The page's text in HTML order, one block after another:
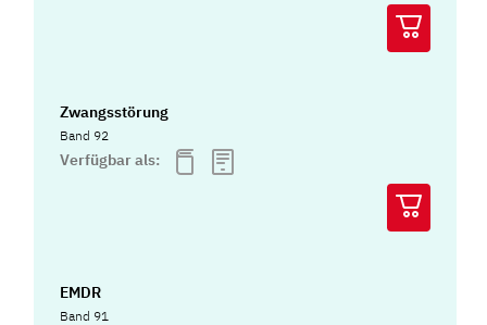
Zwangsstörung
Band 92
Verfügbar als:
EMDR
Band 91